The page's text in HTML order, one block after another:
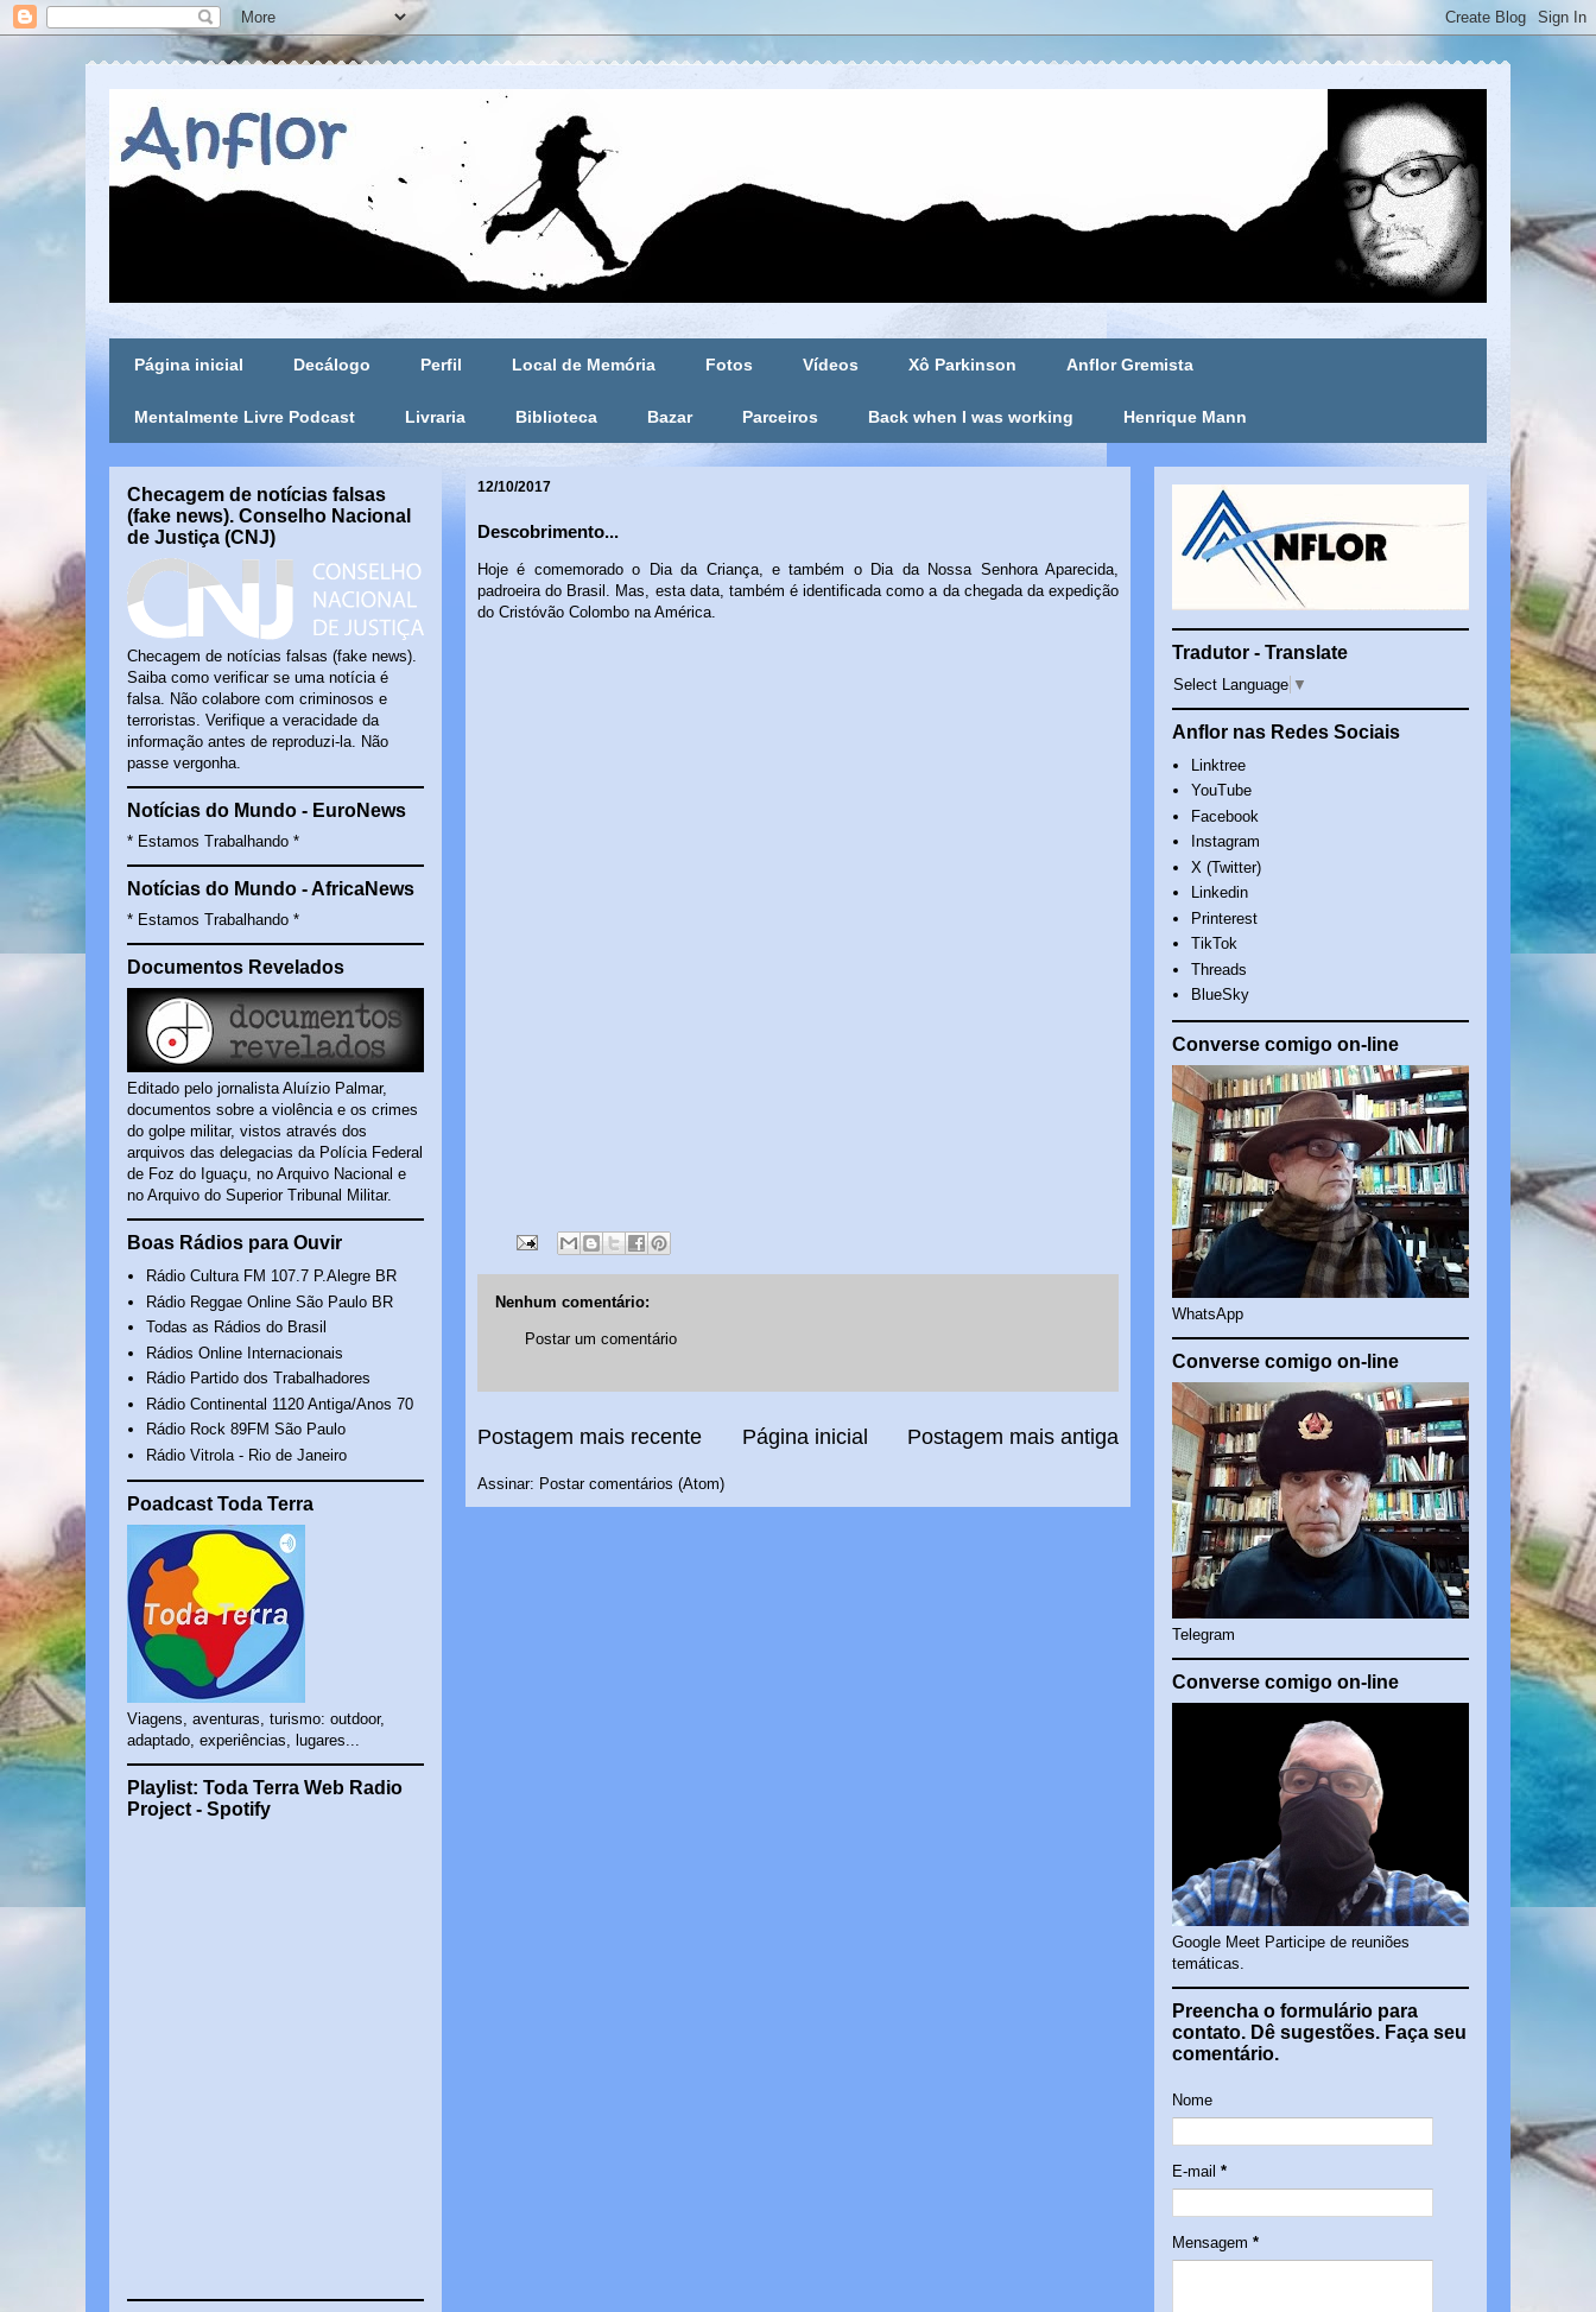
Página inicial Decálogo Perfil Local de Memória Fotos Vídeos Xô Parkinson Anflor Gremista
Mentalmente Livre Podcast Livraria Biblioteca Bazar Parceiros Back when I was working Henrique Mann
12/10/2017
Descobrimento...
Hoje é comemorado o Dia da Criança, e também o Dia da Nossa Senhora Aparecida,
padroeira do Brasil. Mas, esta data, também é identificada como a da chegada da expedição
do Cristóvão Colombo na América.
Nenhum comentário:
Postar um comentário
Postagem mais recente Postagem mais antiga
Página inicial
Assinar: Postar comentários (Atom)
Checagem de notícias falsas
(fake news). Conselho Nacional
de Justiça (CNJ)
Checagem de notícias falsas (fake news).
Saiba como verificar se uma notícia é
falsa. Não colabore com criminosos e
terroristas. Verifique a veracidade da
informação antes de reproduzi-la. Não
passe vergonha.
Notícias do Mundo - EuroNews
* Estamos Trabalhando *
Notícias do Mundo - AfricaNews
* Estamos Trabalhando *
Documentos Revelados
Editado pelo jornalista Aluízio Palmar,
documentos sobre a violência e os crimes
do golpe militar, vistos através dos
arquivos das delegacias da Polícia Federal
de Foz do Iguaçu, no Arquivo Nacional e
no Arquivo do Superior Tribunal Militar.
Boas Rádios para Ouvir
Rádio Cultura FM 107.7 P.Alegre BR
Rádio Reggae Online São Paulo BR
Todas as Rádios do Brasil
Rádios Online Internacionais
Rádio Partido dos Trabalhadores
Rádio Continental 1120 Antiga/Anos 70
Rádio Rock 89FM São Paulo
Rádio Vitrola - Rio de Janeiro
Poadcast Toda Terra
Viagens, aventuras, turismo: outdoor,
adaptado, experiências, lugares...
Playlist: Toda Terra Web Radio
Project - Spotify
Tradutor - Translate
Select Language ▼
Anflor nas Redes Sociais
Linktree
YouTube
Facebook
Instagram
X (Twitter)
Linkedin
Printerest
TikTok
Threads
BlueSky
Converse comigo on-line
WhatsApp
Converse comigo on-line
Telegram
Converse comigo on-line
Google Meet Participe de reuniões
temáticas.
Preencha o formulário para
contato. Dê sugestões. Faça seu
comentário.
Nome
E-mail *
Mensagem *